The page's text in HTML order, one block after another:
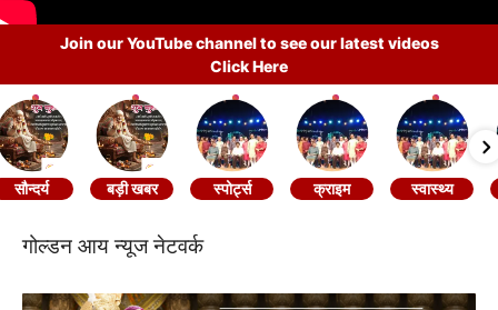
Join our YouTube channel to see our latest videos
Click Here
सौन्दर्य बड़ी खबर स्पोर्ट्स क्राइम स्वास्थ्य
गोल्डन आय न्यूज नेटवर्क